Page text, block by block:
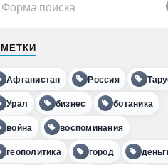
МЕТКИ
Афганистан Россия
Урал бизнес ботаника
война воспоминания
геополитика город